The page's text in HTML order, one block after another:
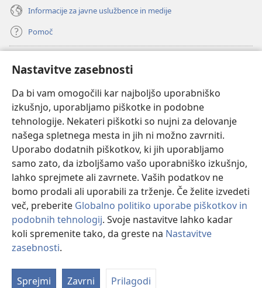
Nastavitve zasebnosti
Da bi vam omogočili kar najboljšo uporabniško
izkušnjo, uporabljamo piškotke in podobne
tehnologije. Nekateri piškotki so nujni za delovanje
našega spletnega mesta in jih ni možno zavrniti.
Uporabo dodatnih piškotkov, ki jih uporabljamo
samo zato, da izboljšamo vašo uporabniško izkušnjo,
lahko sprejmete ali zavrnete. Vaših podatkov ne
bomo prodali ali uporabili za trženje. Če želite izvedeti
več, preberite Globalno politiko uporabe piškotkov in
podobnih tehnologij. Svoje nastavitve lahko kadar
koli spremenite tako, da greste na Nastavitve
zasebnosti.
Sprejmi Zavrni Prilagodi
Informacije za javne uslužbence in medije
Pomoč
(odpre
novo
okno) Watchtowerjeva SPLETNA KNJIŽNICA™
(odpre
novo
okno) JW Hub
(odpre
novo
okno)JW Library
Watchtower Library
Copyright© 2026 Watch Tower Bible and Tract Society of Pennsylvania.
POGOJI UPORABE